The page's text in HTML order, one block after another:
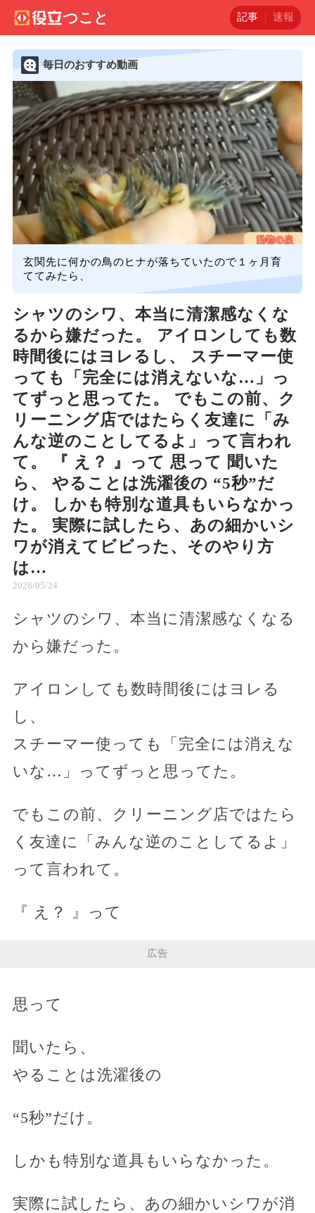
記事 速報
毎日のおすすめ動画
玄関先に何かの鳥のヒナが落ちていたので１ヶ月育
ててみたら、
シャツのシワ、本当に清潔感なくな
るから嫌だった。 アイロンしても数
時間後にはヨレるし、 スチーマー使
っても「完全には消えないな…」っ
てずっと思ってた。 でもこの前、ク
リーニング店ではたらく友達に「み
んな逆のことしてるよ」って言われ
て。 『 え？ 』って 思って 聞いた
ら、 やることは洗濯後の “5秒”だ
け。 しかも特別な道具もいらなかっ
た。 実際に試したら、あの細かいシ
ワが消えてビビった、そのやり方
は…
2026/05/24
シャツのシワ、本当に清潔感なくなる
から嫌だった。
アイロンしても数時間後にはヨレる
し、
スチーマー使っても「完全には消えな
いな…」ってずっと思ってた。
でもこの前、クリーニング店ではたら
く友達に「みんな逆のことしてるよ」
って言われて。
『 え？ 』って
広告
思って
聞いたら、
やることは洗濯後の
“5秒”だけ。
しかも特別な道具もいらなかった。
実際に試したら、あの細かいシワが消